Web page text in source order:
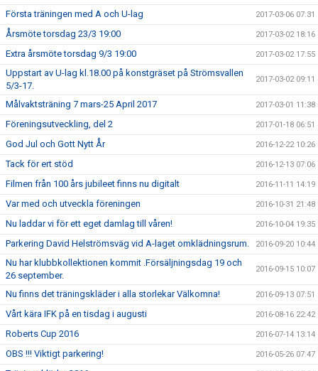
Första träningen med A och U-lag 2017-03-06 07:31
Årsmöte torsdag 23/3 19:00 2017-03-02 18:16
Extra årsmöte torsdag 9/3 19:00 2017-03-02 17:55
Uppstart av U-lag kl.18.00 på konstgräset på Strömsvallen
5/3-17.
2017-03-02 09:11
Målvaktsträning 7 mars-25 April 2017 2017-03-01 11:38
Föreningsutveckling, del 2 2017-01-18 06:51
God Jul och Gott Nytt År 2016-12-22 10:26
Tack för ert stöd 2016-12-13 07:06
Filmen från 100 års jubileet finns nu digitalt 2016-11-11 14:19
Var med och utveckla föreningen 2016-10-31 21:48
Nu laddar vi för ett eget damlag till våren! 2016-10-04 19:35
Parkering David Helströmsväg vid A-laget omklädningsrum. 2016-09-20 10:44
Nu har klubbkollektionen kommit .Försäljningsdag 19 och
26 september.
2016-09-15 10:07
Nu finns det träningskläder i alla storlekar Välkomna! 2016-09-13 07:51
Vårt kära IFK på en tisdag i augusti 2016-08-16 22:42
Roberts Cup 2016 2016-07-14 13:14
OBS !!! Viktigt parkering! 2016-05-26 07:47